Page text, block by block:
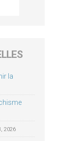
la
2026